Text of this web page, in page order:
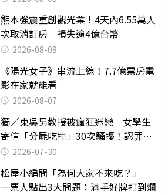
熊本強震重創觀光業！4天內6.55萬人
次取消訂房 損失逾4億台幣
2026-08-08
《陽光女子》串流上線！7.7億票房電
影在家就能看
2026-08-07
獨／東吳男教授被瘋狂迷戀 女學生
寄信「分屍吃掉」30次騷擾！認罪免
關 2026-07-30
松屋小編問「為何大家不來吃？」
一票人點出3大問題：滿手好牌打到爛